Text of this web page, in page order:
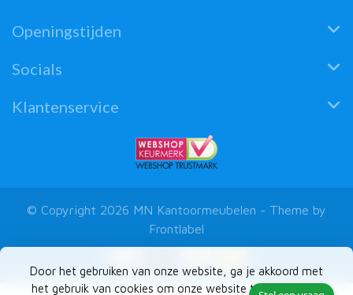
Door het gebruiken van onze website, ga je akkoord met
het gebruik van cookies om onze website te verbeteren.
Openingstijden
Socials
Klantenservice
© Copyright 2026 MN Kantoormeubelen - Theme by
Frontlabel